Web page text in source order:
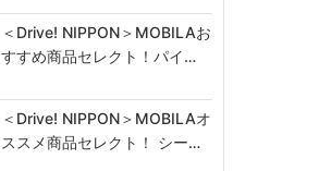
＜Drive! NIPPON＞MOBILAお
すすめ商品セレクト！パイ…
＜Drive! NIPPON＞MOBILAオ
ススメ商品セレクト！ シー…